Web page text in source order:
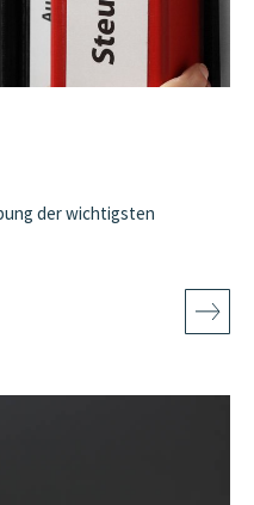
der wichtigsten